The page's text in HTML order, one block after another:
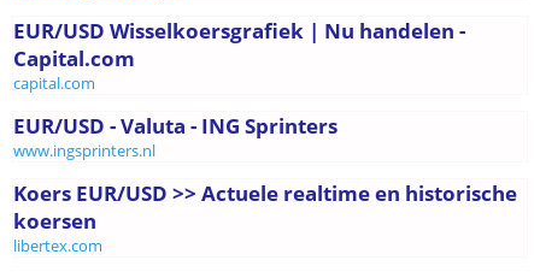
EUR/USD Wisselkoersgrafiek | Nu handelen -
Capital.com
capital.com
EUR/USD - Valuta - ING Sprinters
www.ingsprinters.nl
Koers EUR/USD >> Actuele realtime en historische
koersen
libertex.com